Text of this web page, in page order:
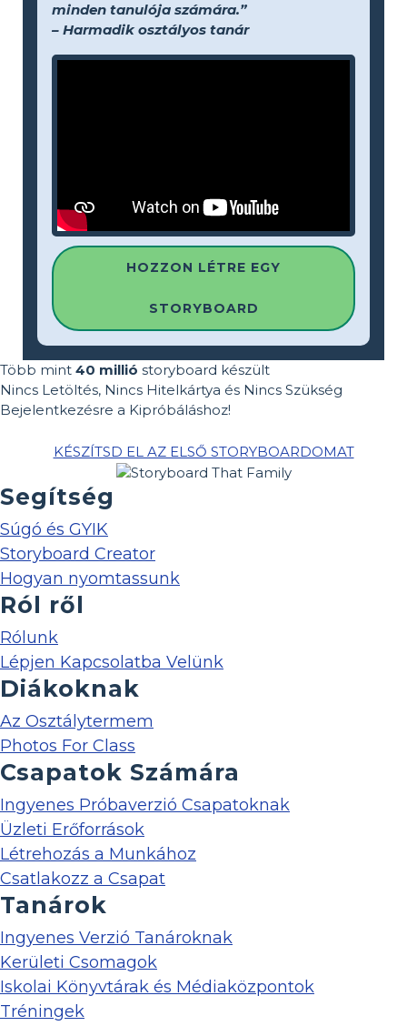
minden tanulója számára.”
– Harmadik osztályos tanár
HOZZON LÉTRE EGY
STORYBOARD
Több mint 40 millió storyboard készült
Nincs Letöltés, Nincs Hitelkártya és Nincs Szükség
Bejelentkezésre a Kipróbáláshoz!
KÉSZÍTSD EL AZ ELSŐ STORYBOARDOMAT
Segítség
Súgó és GYIK
Storyboard Creator
Hogyan nyomtassunk
Ról ről
Rólunk
Lépjen Kapcsolatba Velünk
Diákoknak
Az Osztálytermem
Photos For Class
Csapatok Számára
Ingyenes Próbaverzió Csapatoknak
Üzleti Erőforrások
Létrehozás a Munkához
Csatlakozz a Csapat
Tanárok
Ingyenes Verzió Tanároknak
Kerületi Csomagok
Iskolai Könyvtárak és Médiaközpontok
Tréningek